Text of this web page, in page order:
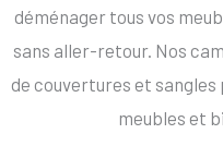
déménager tous vos
sans aller-retour. Nos
de couvertures et
meubles et